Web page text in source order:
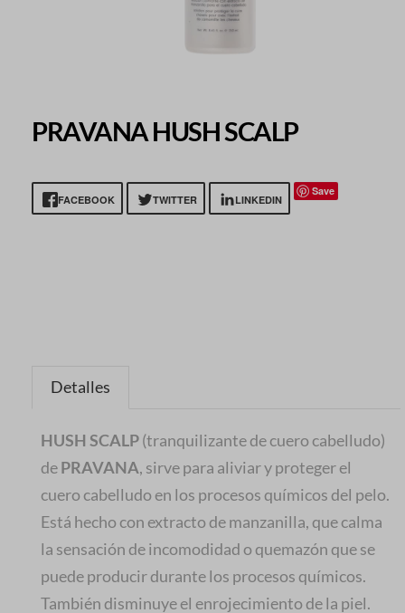
PRAVANA HUSH SCALP
FACEBOOK TWITTER LINKEDIN
Save
Detalles
HUSH SCALP(tranquilizante de cuero cabelludo)
dePRAVANA, sirve para aliviar y proteger el
cuero cabelludo en los procesos químicos del pelo.
Está hecho con extracto de manzanilla, que calma
la sensación de incomodidad o quemazón que se
puede producir durante los procesos químicos.
También disminuye el enrojecimiento de la piel.